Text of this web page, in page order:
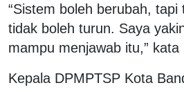
“Sistem boleh berubah,
tidak boleh turun. Saya
mampu menjawab itu,” kata
Kepala DPMPTSP Kota